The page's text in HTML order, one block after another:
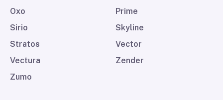
Oxo
Prime
Sirio
Skyline
Stratos
Vector
Vectura
Zender
Zumo